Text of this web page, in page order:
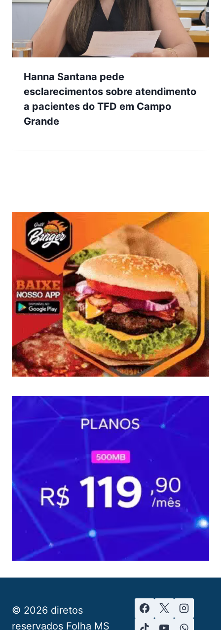
Hanna Santana pede
esclarecimentos sobre atendimento
a pacientes do TFD em Campo
Grande
© 2026 diretos
reservados Folha MS